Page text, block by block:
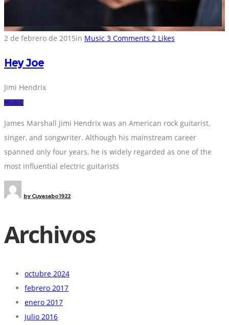
2 de febrero de 2015in Music 3 Comments 2 Likes
Hey Joe
Jimi Hendrix
MUSIC
James Marshall Jimi Hendrix was an American rock guitarist,
singer, and songwriter. Although his mainstream career
spanned only four years, he is widely regarded as one of the
most influential electric guitarists
byCuyasabo1922
Archivos
octubre 2024
febrero 2017
enero 2017
julio 2016